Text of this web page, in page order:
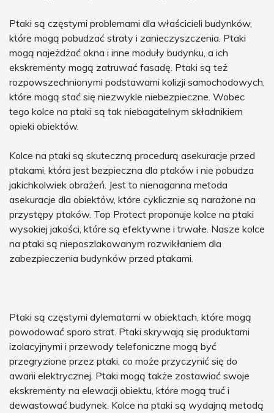
Ptaki są częstymi problemami dla właścicieli budynków,
które mogą pobudzać straty i zanieczyszczenia. Ptaki
mogą najeżdżać okna i inne moduły budynku, a ich
ekskrementy mogą zatruwać fasadę. Ptaki są też
rozpowszechnionymi podstawami kolizji samochodowych,
które mogą stać się niezwykle niebezpieczne. Wobec
tego kolce na ptaki są tak niebagatelnym składnikiem
opieki obiektów.
Kolce na ptaki są skuteczną procedurą asekuracje przed
ptakami, która jest bezpieczna dla ptaków i nie pobudza
jakichkolwiek obrażeń. Jest to nienaganna metoda
asekuracje dla obiektów, które cyklicznie są narażone na
przystępy ptaków. Top Protect proponuje kolce na ptaki
wysokiej jakości, które są efektywne i trwałe. Nasze kolce
na ptaki są nieposzlakowanym rozwikłaniem dla
zabezpieczenia budynków przed ptakami.
Ptaki są częstymi dylematami w obiektach, które mogą
powodować sporo strat. Ptaki skrywają się produktami
izolacyjnymi i przewody telefoniczne mogą być
przegryzione przez ptaki, co może przyczynić się do
awarii elektrycznej. Ptaki mogą także zostawiać swoje
ekskrementy na elewacji obiektu, które mogą truć i
dewastować budynek. Kolce na ptaki są wydajną metodą